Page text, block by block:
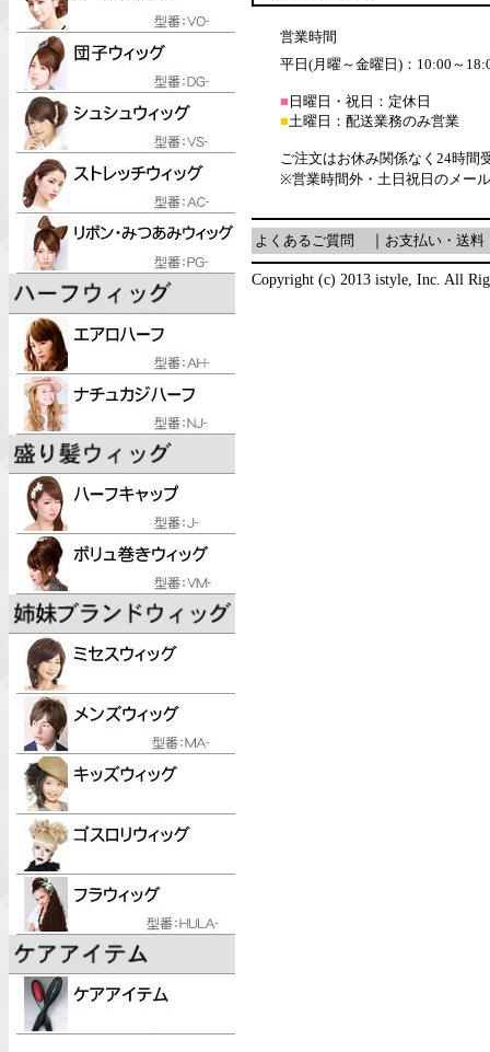
営業時間
平日(月曜～金曜日)：10:00～
■ 日曜日・祝日：定休日
■土曜日：配送業務のみ営業
ご注文はお休み関係なく24時間
※営業時間外・土日祝日のメー
よくあるご質問 お支払い・送料
Copyright (c) 2013 istyle, Inc. All